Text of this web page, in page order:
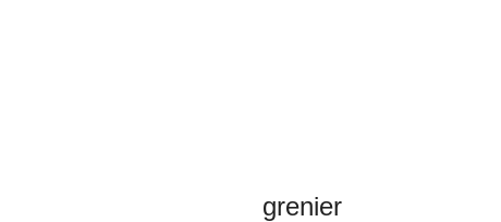
grenier